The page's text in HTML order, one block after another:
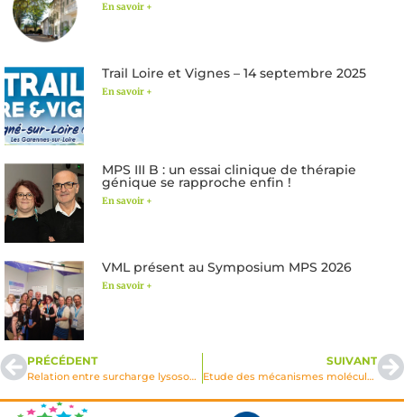
En savoir +
Trail Loire et Vignes – 14 septembre 2025
En savoir +
MPS III B : un essai clinique de thérapie
génique se rapproche enfin !
En savoir +
VML présent au Symposium MPS 2026
En savoir +
PRÉCÉDENT
Relation entre surcharge lysosomale (Phospholipidose) et apoptose induite par les antibiotiques du groupe des aminoglycosides
SUIVANT
Etude des mécanismes moléculaires du tri des récepteurs du mannose-6-P dans le réseau transgolgien